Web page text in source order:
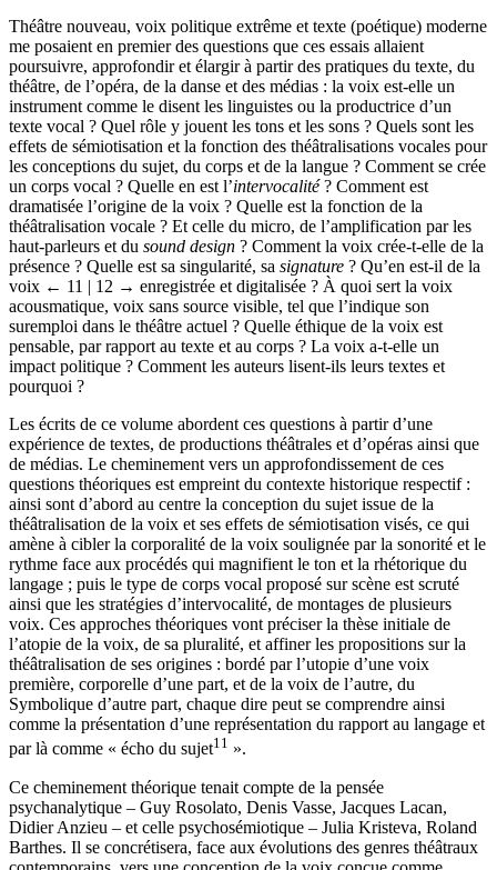
Théâtre nouveau, voix politique extrême et texte (poétique) moderne
me posaient en premier des questions que ces essais allaient
poursuivre, approfondir et élargir à partir des pratiques du texte, du
théâtre, de l’opéra, de la danse et des médias : la voix est-elle un
instrument comme le disent les linguistes ou la productrice d’un
texte vocal ? Quel rôle y jouent les tons et les sons ? Quels sont les
effets de sémiotisation et la fonction des théâtralisations vocales pour
les conceptions du sujet, du corps et de la langue ? Comment se crée
un corps vocal ? Quelle en est l’intervocalité? Comment est
dramatisée l’origine de la voix ? Quelle est la fonction de la
théâtralisation vocale ? Et celle du micro, de l’amplification par les
haut-parleurs et du sound design ? Comment la voix crée-t-elle de la
présence ? Quelle est sa singularité, sa signature ? Qu’en est-il de la
voix ← 11 | 12 → enregistrée et digitalisée ? À quoi sert la voix
acousmatique, voix sans source visible, tel que l’indique son
suremploi dans le théâtre actuel ? Quelle éthique de la voix est
pensable, par rapport au texte et au corps ? La voix a-t-elle un
impact politique ? Comment les auteurs lisent-ils leurs textes et
pourquoi ?
Les écrits de ce volume abordent ces questions à partir d’une
expérience de textes, de productions théâtrales et d’opéras ainsi que
de médias. Le cheminement vers un approfondissement de ces
questions théoriques est empreint du contexte historique respectif :
ainsi sont d’abord au centre la conception du sujet issue de la
théâtralisation de la voix et ses effets de sémiotisation visés, ce qui
amène à cibler la corporalité de la voix soulignée par la sonorité et le
rythme face aux procédés qui magnifient le ton et la rhétorique du
langage ; puis le type de corps vocal proposé sur scène est scruté
ainsi que les stratégies d’intervocalité, de montages de plusieurs
voix. Ces approches théoriques vont préciser la thèse initiale de
l’atopie de la voix, de sa pluralité, et affiner les propositions sur la
théâtralisation de ses origines : bordé par l’utopie d’une voix
première, corporelle d’une part, et de la voix de l’autre, du
Symbolique d’autre part, chaque dire peut se comprendre ainsi
comme la présentation d’une représentation du rapport au langage et
par là comme « écho du sujet11 ».
Ce cheminement théorique tenait compte de la pensée
psychanalytique – Guy Rosolato, Denis Vasse, Jacques Lacan,
Didier Anzieu – et celle psychosémiotique – Julia Kristeva, Roland
Barthes. Il se concrétisera, face aux évolutions des genres théâtraux